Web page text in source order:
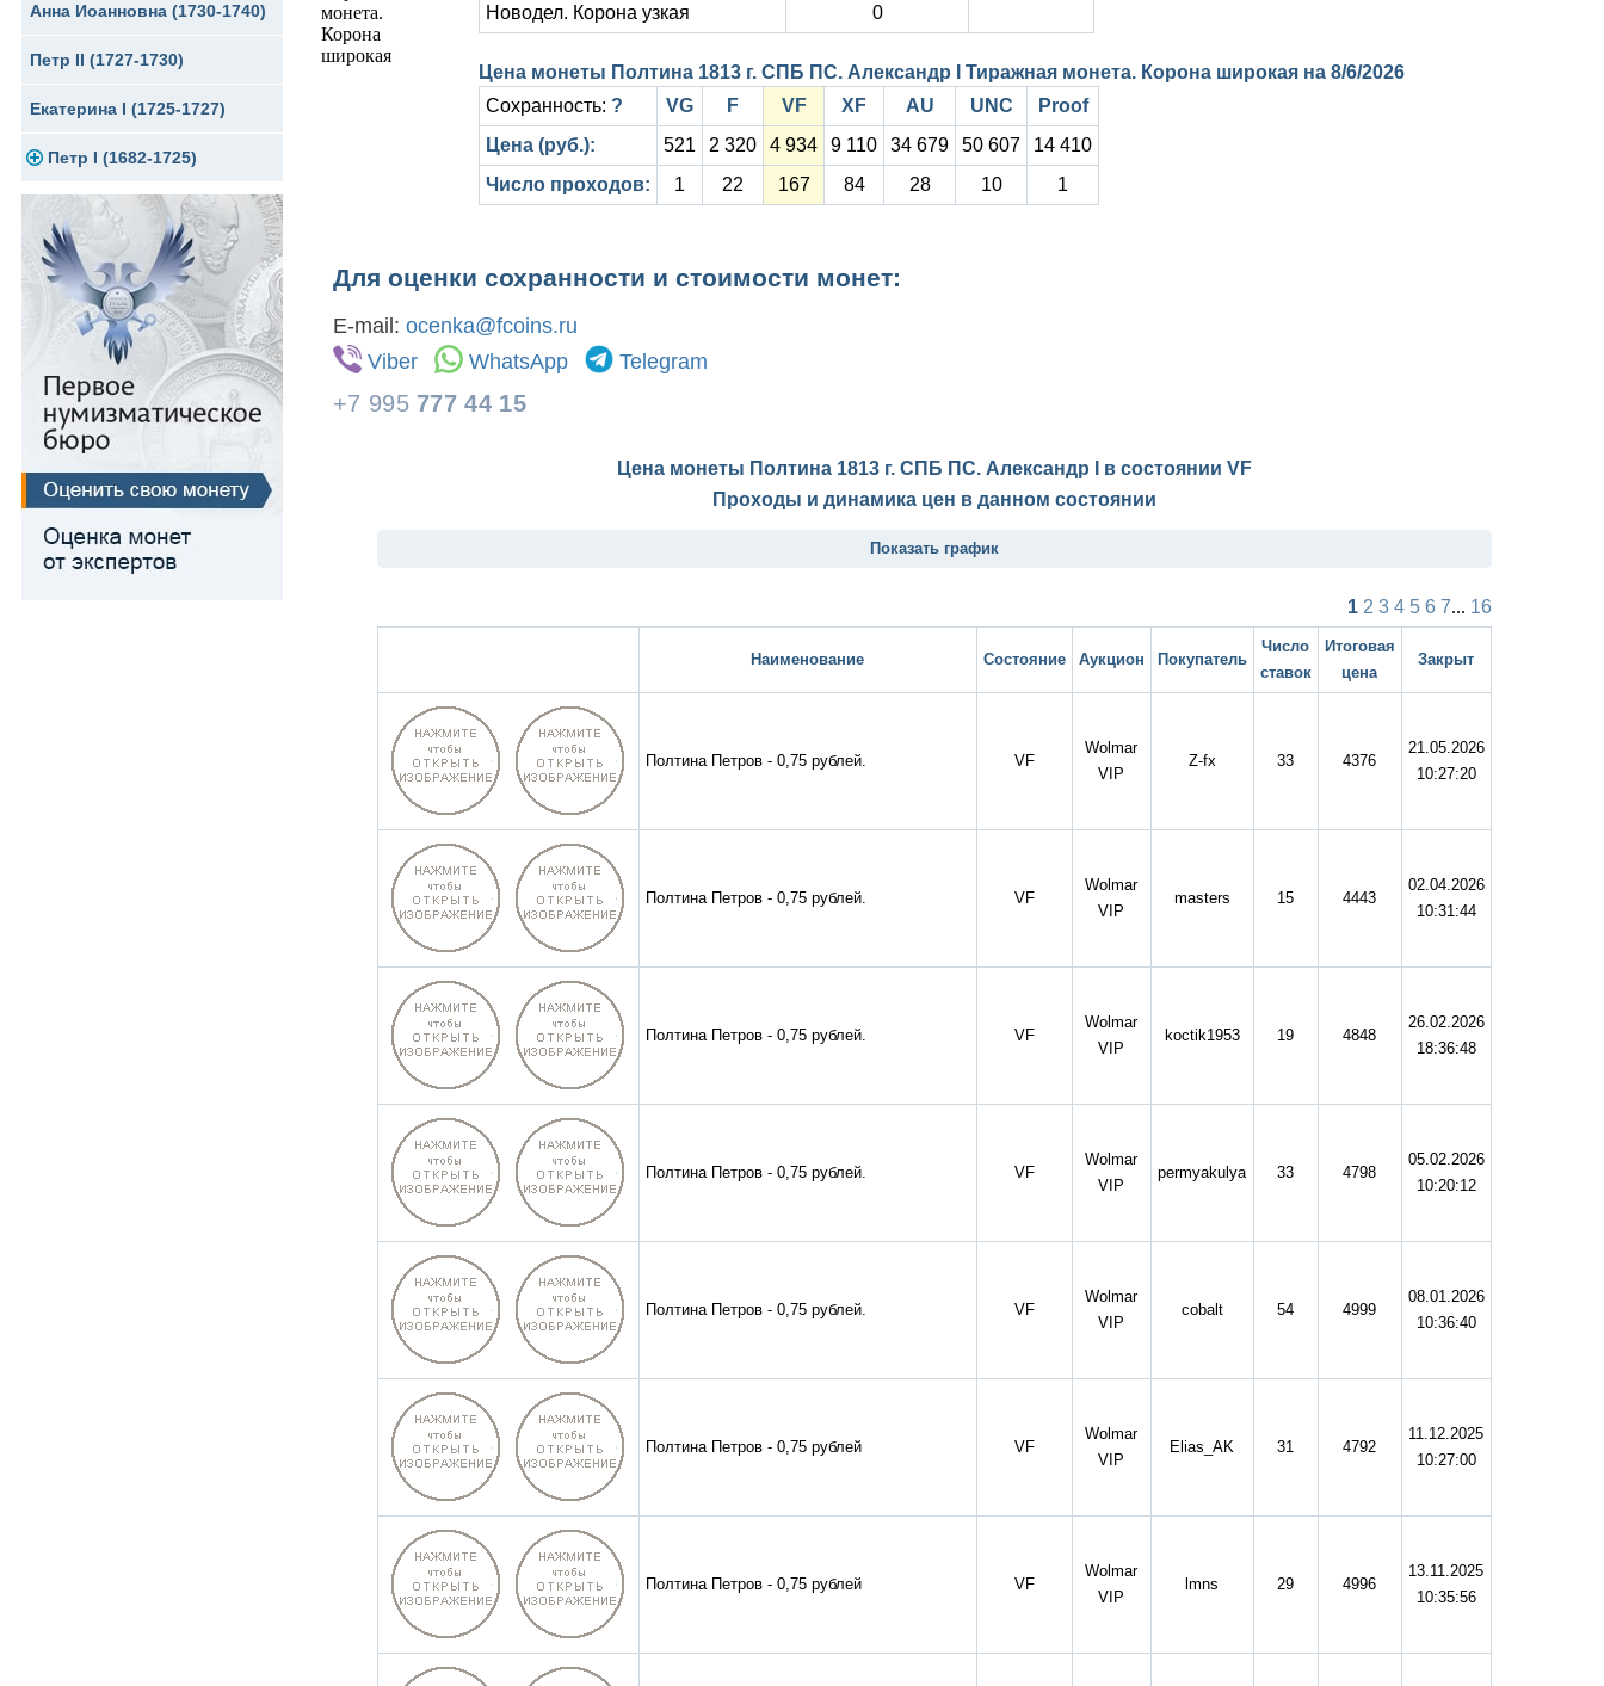
Сибирские монеты
Для Молдавии и Валахии
Таврические монеты
Серебро
Медь
Для Пруссии
Ливонезы
Альбертусталер
Анна Иоанновна (1730-1740)
Петр II (1727-1730)
Екатерина I (1725-1727)
Петр I (1682-1725)
Золото
Серебро
Медь
Для Речи Посполитой
Новодел. Корона узкая
0
Цена монеты Полтина 1813 г. СПБ ПС. Александр I Тиражная монета. Корона широкая на 8/6/2026
Сохранность: ? VG F VF XF AU UNC
Proof
Цена (руб.):
521 2 320 4 934 9 110 34 679 50 607
14 410
Число проходов:
1 22 167 84 28 10 1
Для оценки сохранности и стоимости монет:
E-mail: ocenka@fcoins.ru
Viber
WhatsApp Telegram
+7 995 777 44 15
Цена монеты Полтина 1813 г. СПБ ПС. Александр I в состоянии VF
Проходы и динамика цен в данном состоянии
Показать график
1 2 3 4 5 6 7... 16
Наименование Состояние Аукцион Покупатель
Число
ставок
Итоговая
цена
Закрыт
Полтина Петров - 0,75 рублей. VF
Wolmar
VIP
Z-fx 33 4376
21.05.2026
10:27:20
Полтина Петров - 0,75 рублей. VF
Wolmar
VIP
masters 15 4443
02.04.2026
10:31:44
Полтина Петров - 0,75 рублей. VF
Wolmar
VIP
koctik1953 19 4848
26.02.2026
18:36:48
Полтина Петров - 0,75 рублей. VF
Wolmar
VIP
permyakulya 33 4798
05.02.2026
10:20:12
Полтина Петров - 0,75 рублей. VF
Wolmar
VIP
cobalt 54 4999
08.01.2026
10:36:40
Полтина Петров - 0,75 рублей VF
Wolmar
VIP
Elias_AK 31 4792
11.12.2025
10:27:00
Полтина Петров - 0,75 рублей VF
Wolmar
VIP
lmns 29 4996
13.11.2025
10:35:56